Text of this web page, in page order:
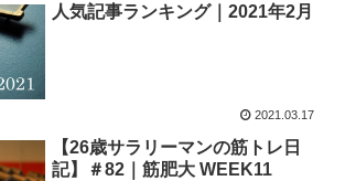
人気記事ランキング｜2021年2月
2021.03.17
【26歳サラリーマンの筋トレ日
記】＃82｜筋肥大 WEEK11